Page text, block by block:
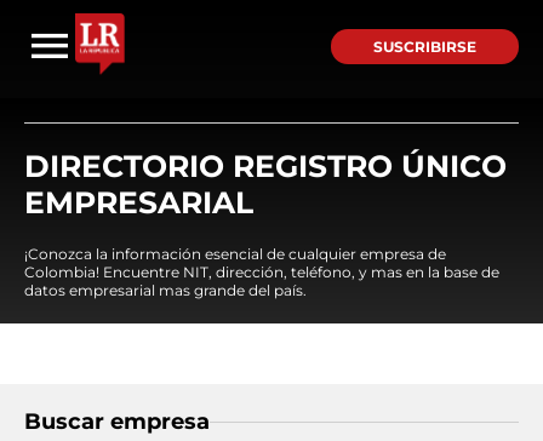
SUSCRIBIRSE
DIRECTORIO REGISTRO ÚNICO
EMPRESARIAL
¡Conozca la información esencial de cualquier empresa de
Colombia! Encuentre NIT, dirección, teléfono, y mas en la base de
datos empresarial mas grande del país.
Buscar empresa